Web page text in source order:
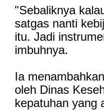
"Sebaliknya
satgas nanti
itu. Jadi
imbuhnya.
Ia
oleh Dinas
kepatuhan yang